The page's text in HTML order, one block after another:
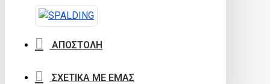
ΑΠΟΣΤΟΛΗ
ΣΧΕΤΙΚΑ ΜΕ ΕΜΑΣ